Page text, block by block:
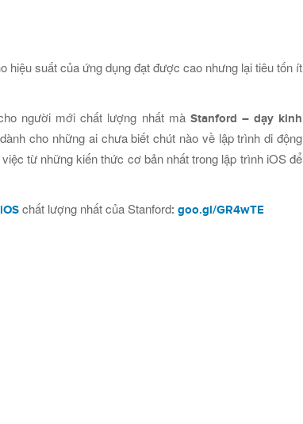
hiệu suất của ứng dụng đạt được cao nhưng lại tiêu tốn ít
người mới chất lượng nhất mà Stanford – dạy kinh
cho những ai chưa biết chút nào về lập trình di động
từ những kiến thức cơ bản nhất trong lập trình iOS để
chất lượng nhất của Stanford: goo.gl/GR4wTE